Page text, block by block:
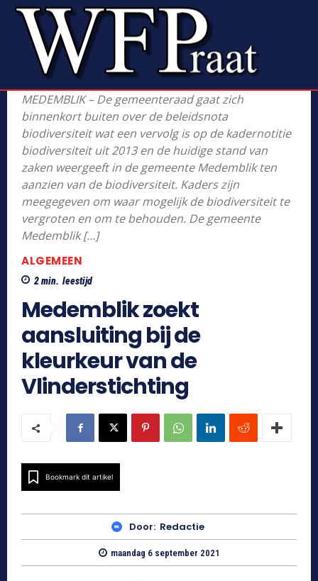
MEDEMBLIK – De gemeenteraad gaat zich
binnenkort buiten over de beleidsnota
biodiversiteit wat een vervolg is op de kadernotitie
biodiversiteit uit 2013 en de huidige stand van
zaken weergeeft in de gemeente Medemblik ten
aanzien van de biodiversiteit. Kaders zijn
meegegeven om waar mogelijk de biodiversiteit te
vergroten en om te behouden. De gemeente
Medemblik […]
ALGEMEEN
2min. leestijd
Medemblik zoekt
aansluiting bij de
kleurkeur van de
Vlinderstichting
Bookmark dit artikel
Door: Redactie
maandag 6 september 2021